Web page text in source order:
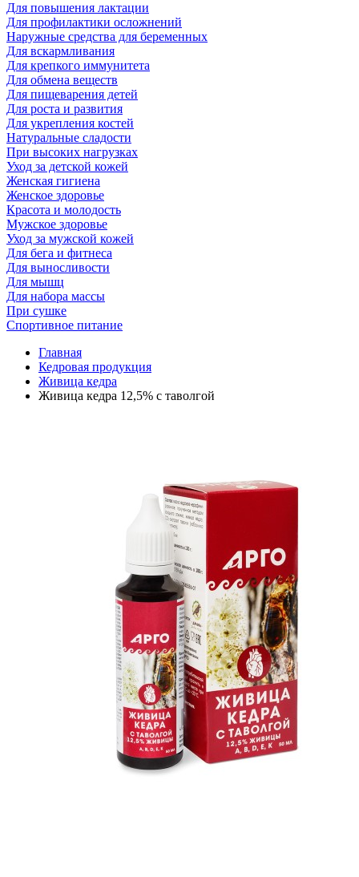
Для повышения лактации
Для профилактики осложнений
Наружные средства для беременных
Для вскармливания
Для крепкого иммунитета
Для обмена веществ
Для пищеварения детей
Для роста и развития
Для укрепления костей
Натуральные сладости
При высоких нагрузках
Уход за детской кожей
Женская гигиена
Женское здоровье
Красота и молодость
Мужское здоровье
Уход за мужской кожей
Для бега и фитнеса
Для выносливости
Для мышц
Для набора массы
При сушке
Спортивное питание
Главная
Кедровая продукция
Живица кедра
Живица кедра 12,5% с таволгой